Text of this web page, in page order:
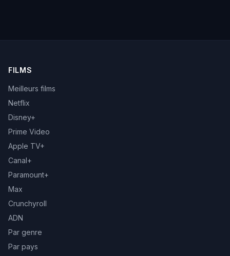
FILMS
Meilleurs films
Netflix
Disney+
Prime Video
Apple TV+
Canal+
Paramount+
Max
Crunchyroll
ADN
Par genre
Par pays